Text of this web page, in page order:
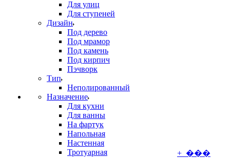
Для улиц
Для ступеней
Дизайн
Под дерево
Под мрамор
Под камень
Под кирпич
Пэчворк
Тип
Неполированный
Назначение
Для кухни
Для ванны
На фартук
Напольная
Настенная
Тротуарная
+ ���